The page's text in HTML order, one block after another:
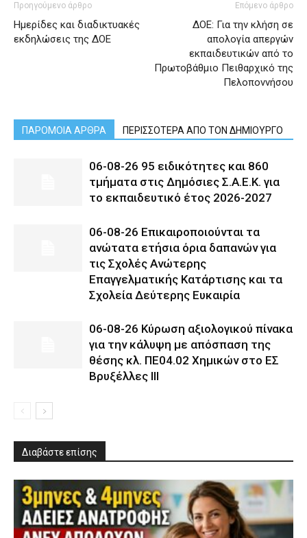
Προηγούμενο άρθρο
Ημερίδες και διαδικτυακές
εκδηλώσεις της ΔΟΕ
Επόμενο άρθρο
ΔΟΕ: Για την κλήση σε
απολογία απεργών
εκπαιδευτικών από το
Πρωτοβάθμιο Πειθαρχικό της
Πελοποννήσου
ΠΑΡΟΜΟΙΑ ΑΡΘΡΑ ΠΕΡΙΣΣΟΤΕΡΑ ΑΠΟ ΤΟΝ ΔΗΜΙΟΥΡΓΟ
06-08-26 95 ειδικότητες και 860
τμήματα στις Δημόσιες Σ.Α.Ε.Κ. για
το εκπαιδευτικό έτος 2026-2027
06-08-26 Επικαιροποιούνται τα
ανώτατα ετήσια όρια δαπανών για
τις Σχολές Ανώτερης
Επαγγελματικής Κατάρτισης και τα
Σχολεία Δεύτερης Ευκαιρία
06-08-26 Κύρωση αξιολογικού πίνακα
για την κάλυψη με απόσπαση της
θέσης κλ. ΠΕ04.02 Χημικών στο ΕΣ
Βρυξέλλες ΙΙΙ
Διαβάστε επίσης